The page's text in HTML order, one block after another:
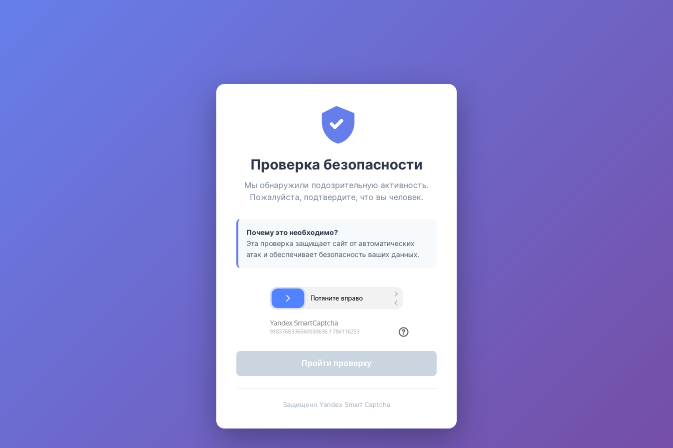
Проверка безопасности
Мы обнаружили подозрительную активность.
Пожалуйста, подтвердите, что вы человек.
Почему это необходимо?
Эта проверка защищает сайт от автоматических
атак и обеспечивает безопасность ваших данных.
Пройти проверку
Защищено Yandex Smart Captcha